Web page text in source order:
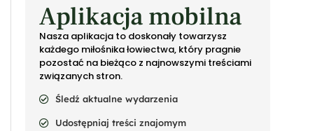
Aplikacja mobilna
Nasza aplikacja to doskonały towarzysz
każdego miłośnika łowiectwa, który pragnie
pozostać na bieżąco z najnowszymi treściami
związanych stron.
Śledź aktualne wydarzenia
Udostępniaj treści znajomym